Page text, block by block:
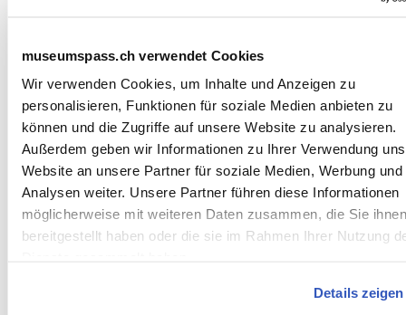
museumspass.ch verwendet Cookies
Wir verwenden Cookies, um Inhalte und Anzeigen zu
personalisieren, Funktionen für soziale Medien anbieten zu
können und die Zugriffe auf unsere Website zu analysieren.
Außerdem geben wir Informationen zu Ihrer Verwendung
Website an unsere Partner für soziale Medien, Werbung und
Analysen weiter. Unsere Partner führen diese Informationen
möglicherweise mit weiteren Daten zusammen, die Sie ihnen
bereitgestellt haben oder die sie im Rahmen Ihrer Nutzung
Details zeigen